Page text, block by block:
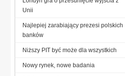
Unii
Najlepiej zarabiający prezesi polskich
banków
Niższy PIT być może dla wszystkich
Nowy rynek, nowe badania